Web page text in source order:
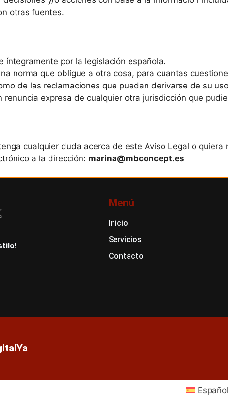
otras fuentes.
íntegramente por la legislación española.
norma que obligue a otra cosa, para cuantas
de las reclamaciones que puedan derivarse de su
renuncia expresa de cualquier otra jurisdicción que
cualquier duda acerca de este Aviso Legal o
a la dirección: marina@mbconcept.es
Menú
Inicio
Servicios
Contacto
Español